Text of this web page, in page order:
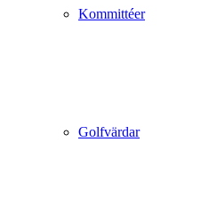
Kommittéer
Golfvärdar